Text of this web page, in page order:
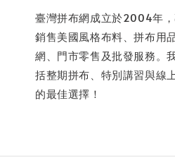
臺灣拼布網成立於2004年，
銷售美國風格布料、拼布用
網、門市零售及批發服務。
括整期拼布、特別講習與線
的最佳選擇！